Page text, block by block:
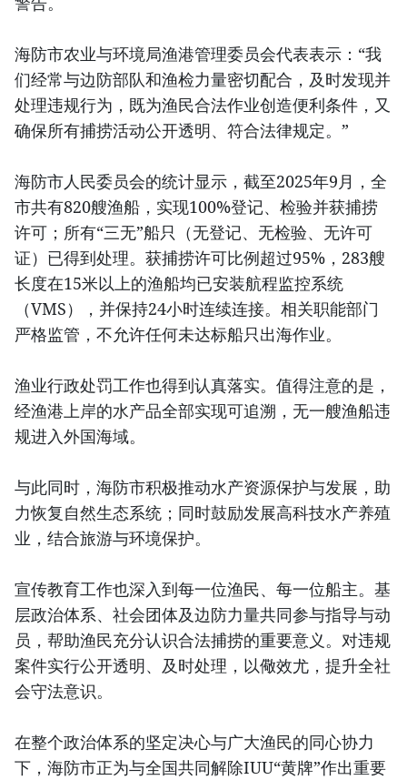
海防市农业与环境局渔港管理委员会代表表示：“我
们经常与边防部队和渔检力量密切配合，及时发现并
处理违规行为，既为渔民合法作业创造便利条件，又
确保所有捕捞活动公开透明、符合法律规定。”
海防市人民委员会的统计显示，截至2025年9月，全
市共有820艘渔船，实现100%登记、检验并获捕捞
许可；所有“三无”船只（无登记、无检验、无许可
证）已得到处理。获捕捞许可比例超过95%，283艘
长度在15米以上的渔船均已安装航程监控系统
（VMS），并保持24小时连续连接。相关职能部门
严格监管，不允许任何未达标船只出海作业。
渔业行政处罚工作也得到认真落实。值得注意的是，
经渔港上岸的水产品全部实现可追溯，无一艘渔船违
规进入外国海域。
与此同时，海防市积极推动水产资源保护与发展，助
力恢复自然生态系统；同时鼓励发展高科技水产养殖
业，结合旅游与环境保护。
宣传教育工作也深入到每一位渔民、每一位船主。基
层政治体系、社会团体及边防力量共同参与指导与动
员，帮助渔民充分认识合法捕捞的重要意义。对违规
案件实行公开透明、及时处理，以儆效尤，提升全社
会守法意识。
在整个政治体系的坚定决心与广大渔民的同心协力
下，海防市正为与全国共同解除IUU“黄牌”作出重要